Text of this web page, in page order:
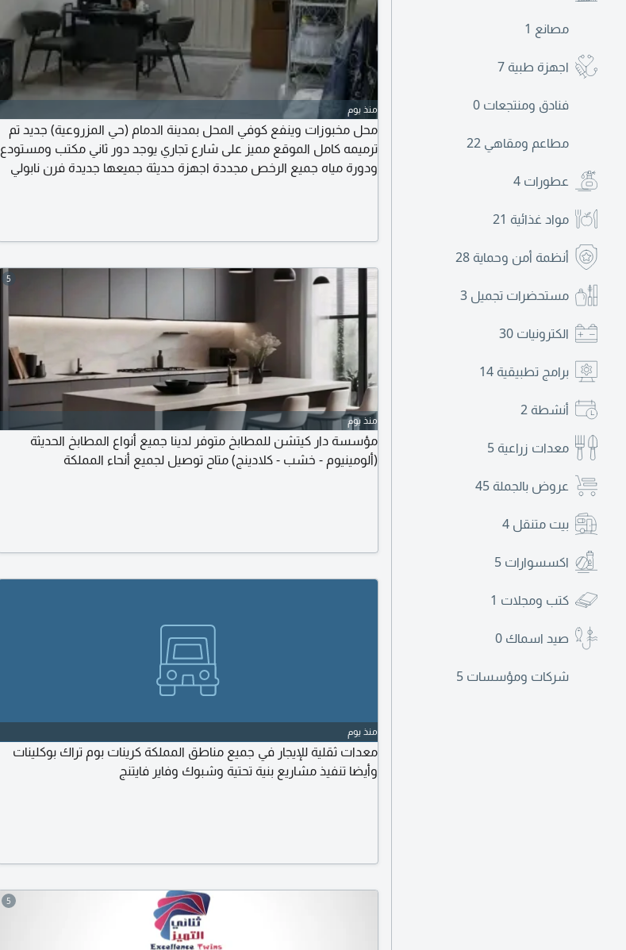
مصانع 1
اجهزة طبية 7
فنادق ومنتجعات 0
مطاعم ومقاهي 22
عطورات 4
مواد غذائية 21
أنظمة أمن وحماية 28
مستحضرات تجميل 3
الكترونيات 30
برامج تطبيقية 14
أنشطة 2
معدات زراعية 5
عروض بالجملة 45
بيت متنقل 4
اكسسوارات 5
كتب ومجلات 1
صيد اسماك 0
شركات ومؤسسات 5
منذ يوم
محل مخبوزات وينفع كوفي المحل بمدينة الدمام (حي المزروعية) جديد تم
ترميمه كامل الموقع مميز على شارع تجاري يوجد دور ثاني مكتب ومستودع
ودورة مياه جميع الرخص مجددة اجهزة حديثة جميعها جديدة فرن نابولي
5
منذ يوم
مؤسسة دار كيتشن للمطابخ متوفر لدينا جميع أنواع المطابخ الحديثة
(ألومينيوم - خشب - كلادينج) متاح توصيل لجميع أنحاء المملكة
منذ يوم
معدات ثقلية للإيجار في جميع مناطق المملكة كرينات بوم تراك بوكلينات
وأيضا تنفيذ مشاريع بنية تحتية وشبوك وفاير فايتنج
5